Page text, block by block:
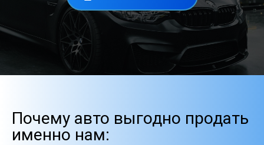
Почему авто выгодно продать
именно нам: